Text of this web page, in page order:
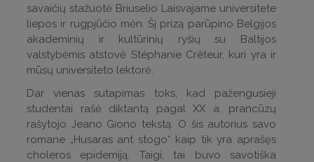
savaičių stažuotė Briuselio Laisvajame universitete
liepos ir rugpjūčio mėn. Šį prizą parūpino Belgijos
akademinių ir kultūrinių ryšių su Baltijos
valstybėmis atstovė Stéphanie Crêteur, kuri yra ir
mūsų universiteto lektorė.
Dar vienas sutapimas toks, kad pažengusieji
studentai rašė diktantą pagal XX a. prancūzų
rašytojo Jeano Giono tekstą. O šis autorius savo
romane „Husaras ant stogo“ kaip tik yra aprašęs
choleros epidemiją. Taigi, tai buvo savotiška